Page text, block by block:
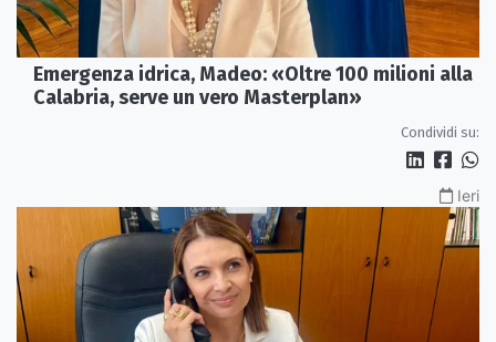
Emergenza idrica, Madeo: «Oltre 100 milioni alla
Calabria, serve un vero Masterplan»
Condividi su:
Ieri